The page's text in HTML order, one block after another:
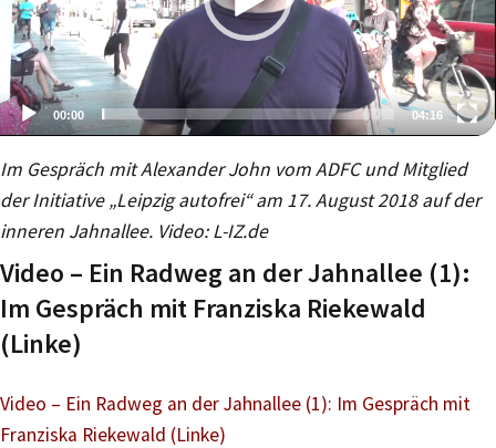
Player
00:00 04:16
Im Gespräch mit Alexander John vom ADFC und Mitglied
der Initiative „Leipzig autofrei“ am 17. August 2018 auf der
inneren Jahnallee. Video: L-IZ.de
Video – Ein Radweg an der Jahnallee (1):
Im Gespräch mit Franziska Riekewald
(Linke)
Video – Ein Radweg an der Jahnallee (1): Im Gespräch mit
Franziska Riekewald (Linke)